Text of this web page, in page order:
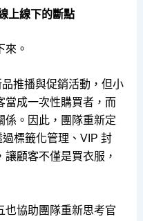
上線下的斷點
來。
推播與促銷活動，但小
當成一次性購買者，而
係。因此，團隊重新定
標籤化管理、VIP 封
顧客不僅是買衣服，
也協助團隊重新思考官